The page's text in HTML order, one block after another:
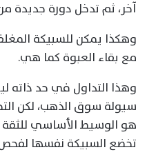
آخر، ثم تدخل دورة جديدة
وهكذا يمكن للسبيكة
مع بقاء العبوة كما هي.
وهذا التداول في حد
سيولة سوق الذهب، لكن
هو الوسيط الأساسي للثقة
تخضع السبيكة نفسها